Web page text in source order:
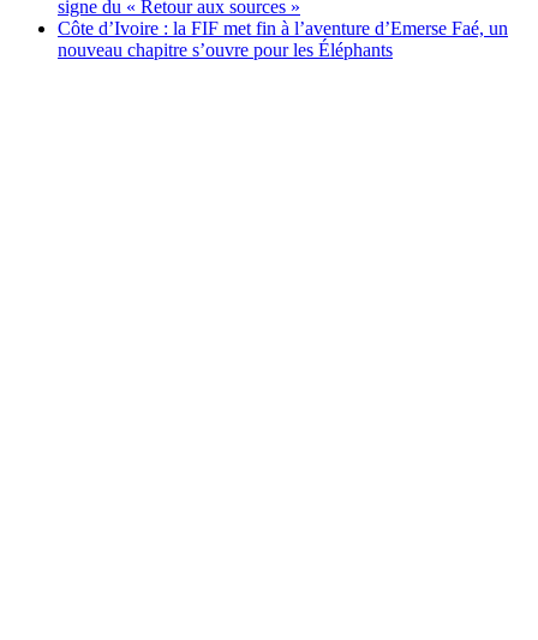
signe du « Retour aux sources »
Côte d’Ivoire : la FIF met fin à l’aventure d’Emerse Faé, un
nouveau chapitre s’ouvre pour les Éléphants